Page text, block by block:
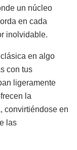
un núcleo
en cada
inolvidable.
en algo
con tus
ligeramente
la
convirtiéndose en
las